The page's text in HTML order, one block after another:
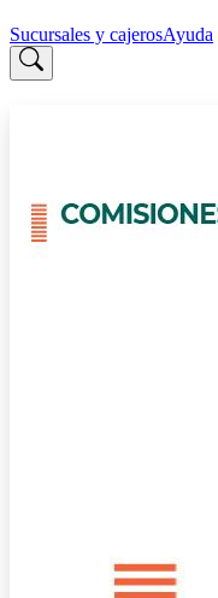
Sucursales y cajerosAyuda